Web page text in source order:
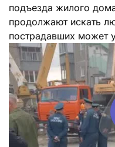
подъезда жилого
продолжают искать
пострадавших может